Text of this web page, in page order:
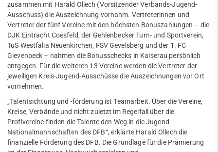
zusammen mit Harald Ollech (Vorsitzender Verbands-Jugend-
Ausschuss) die Auszeichnung vornahm. Vertreterinnen und
Vertreter der fünf Vereine mit den höchsten Bonuszahlungen – die
DJK Eintracht Coesfeld, der Gehlenbecker Turn- und Sportverein,
TuS Westfalia Neuenkirchen, FSV Gevelsberg und der 1. FC
Gievenbeck – nahmen die Bonusschecks in Kaiserau persönlich
entgegen. Für die weiteren 13 Vereine werden die Vertreter der
jeweiligen Kreis-Jugend-Ausschüsse die Auszeichnungen vor Ort
vornehmen.
„Talentsichtung und -förderung ist Teamarbeit. Über die Vereine,
Kreise, Verbände und nicht zuletzt im Regelfall über die
Profivereine finden die Talente den Weg in die Jugend-
Nationalmannschaften des DFB“, erklärte Harald Ollech die
finanzielle Förderung des DFB. Die Grundlage für die Prämierung
Kanu
Kegeln
Leichtathletik
Schach
Segeln
Speichensport
Tennis